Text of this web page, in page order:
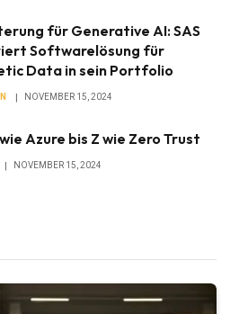
für Generative AI: SAS
Softwarelösung für
Data in sein Portfolio
NOVEMBER 15, 2024
Azure bis Z wie Zero Trust
NOVEMBER 15, 2024